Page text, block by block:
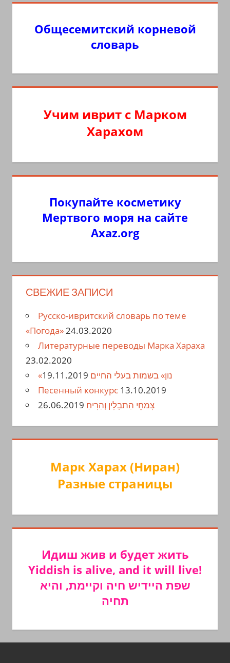
Общесемитский корневой
словарь
Учим иврит с Марком
Харахом
Покупайте косметику
Мертвого моря на сайте
Axaz.org
СВЕЖИЕ ЗАПИСИ
Русско-ивритский словарь по теме
«Погода»24.03.2020
Литературные переводы Марка Хараха
23.02.2020
«נון» בשמות בעלי החיים 19.11.2019
Песенный конкурс 13.10.2019
צִמחֵי הַתבָלִין וְהַרִיחַ 26.06.2019
Марк Харах (Ниран)
Разные страницы
Идиш жив и будет жить
Yiddish is alive, and it will live!
שפת היידיש חיה וקיימת, והיא
תחיה